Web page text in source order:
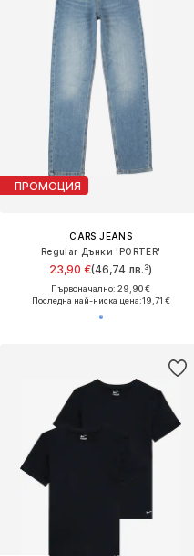
ПРОМОЦИЯ
CARS JEANS
Regular Дънки 'PORTER'
23,90 €(46,74 лв.³)
Първоначално: 29,90 €
Последна най-ниска цена:19,71 €